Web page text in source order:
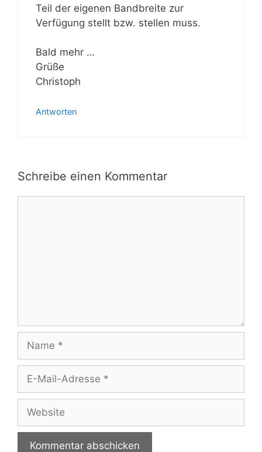
Teil der eigenen Bandbreite zur
Verfügung stellt bzw. stellen muss.
Bald mehr …
Grüße
Christoph
Antworten
Schreibe einen Kommentar
Name
Adresse
Website